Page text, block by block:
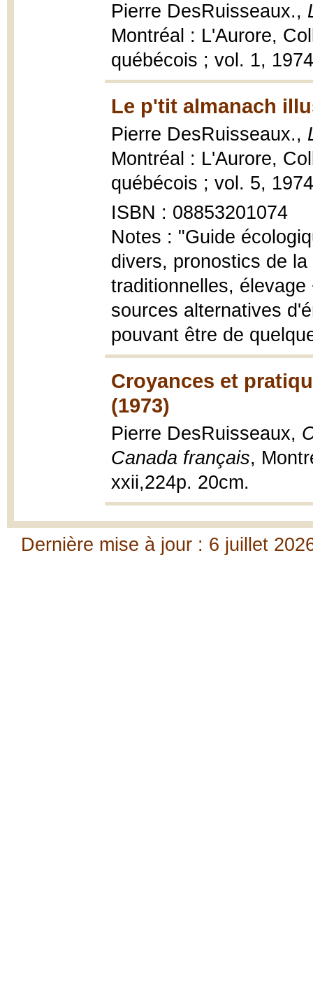
Pierre DesRuisseaux.,
Montréal : L'Aurore,
québécois ; vol. 1,
Le p'tit almanach
Pierre DesRuisseaux.,
Montréal : L'Aurore,
québécois ; vol. 5,
ISBN : 08853201074
Notes : "Guide
divers, pronostics de
traditionnelles,
sources alternatives
pouvant être de
Croyances et
(1973)
Pierre DesRuisseaux,
Canada français,
xxii,224p. 20cm.
Dernière mise à jour : 6 juillet